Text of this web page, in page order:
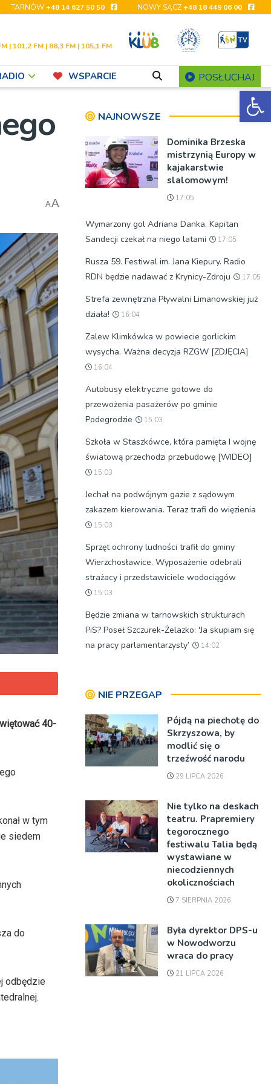
TARNÓW+48 14 627 50 50 NOWY SĄCZ+48 18 449 06 00
| 101,2 FM | 88,3 FM | 105,1 FM
WSPARCIE POSŁUCHAJ
AA
40-
w tym
siedem
do
odbędzie
NAJNOWSZE
Dominika Brzeska
mistrzynią Europy w
kajakarstwie
slalomowym!
17:05
Wymarzony gol Adriana Danka. Kapitan
Sandecji czekał na niego latami
17:05
Rusza 59. Festiwal im. Jana Kiepury. Radio
RDN będzie nadawać z Krynicy-Zdroju
17:05
Strefa zewnętrzna Pływalni Limanowskiej już
działa!
16:04
Zalew Klimkówka w powiecie gorlickim
wysycha. Ważna decyzja RZGW [ZDJĘCIA]
16:04
Autobusy elektryczne gotowe do
przewożenia pasażerów po gminie
Podegrodzie
15:03
Szkoła w Staszkówce, która pamięta I wojnę
światową przechodzi przebudowę [WIDEO]
15:03
Jechał na podwójnym gazie z sądowym
zakazem kierowania. Teraz trafi do więzienia
15:03
Sprzęt ochrony ludności trafił do gminy
Wierzchosławice. Wyposażenie odebrali
strażacy i przedstawiciele wodociągów
15:03
Będzie zmiana w tarnowskich strukturach
PiS? Poseł Szczurek-Żelazko: 'Ja skupiam się
na pracy parlamentarzysty’
14:02
NIE PRZEGAP
Pójdą na piechotę do
Skrzyszowa, by
modlić się o
trzeźwość narodu
29 LIPCA 2026
Nie tylko na deskach
teatru. Prapremiery
tegorocznego
festiwalu Talia będą
wystawiane w
niecodziennych
okolicznościach
7 SIERPNIA 2026
Była dyrektor DPS-u
w Nowodworzu
wraca do pracy
21 LIPCA 2026